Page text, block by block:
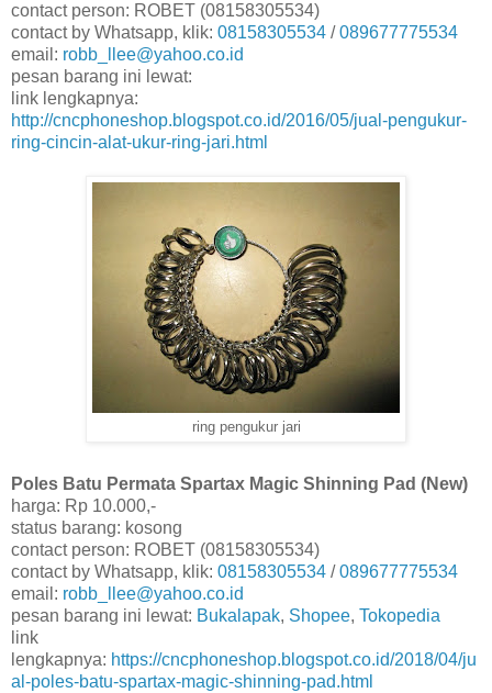
contact person: ROBET (08158305534)
contact by Whatsapp, klik: 08158305534 /089677775534
email: robb_llee@yahoo.co.id
pesan barang ini lewat:
link lengkapnya:
http://cncphoneshop.blogspot.co.id/2016/05/jual-pengukur-
ring-cincin-alat-ukur-ring-jari.html
ring pengukur jari
Poles Batu Permata Spartax Magic Shinning Pad (New)
harga: Rp 10.000,-
status barang: kosong
contact person: ROBET (08158305534)
contact by Whatsapp, klik: 08158305534 /089677775534
email: robb_llee@yahoo.co.id
pesan barang ini lewat: Bukalapak, Shopee, Tokopedia
link
lengkapnya: https://cncphoneshop.blogspot.co.id/2018/04/ju
al-poles-batu-spartax-magic-shinning-pad.html